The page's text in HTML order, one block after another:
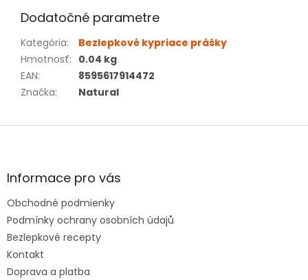
Dodatočné parametre
Kategória:
Bezlepkové kypriace prášky
Hmotnosť: 0.04 kg
EAN:
8595617914472
Značka: Natural
Z
ä
e
Informace pro vás
Obchodné podmienky
Podmínky ochrany osobních údajů
Bezlepkové recepty
Kontakt
Doprava a platba